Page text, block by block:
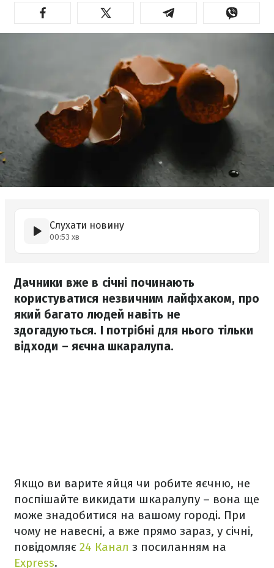
Слухати новину
00:53 хв
Дачники вже в січні починають
користуватися незвичним лайфхаком, про
який багато людей навіть не
здогадуються. І потрібні для нього тільки
відходи – яєчна шкаралупа.
Якщо ви варите яйця чи робите яєчню, не
поспішайте викидати шкаралупу – вона ще
може знадобитися на вашому городі. При
чому не навесні, а вже прямо зараз, у січні,
повідомляє 24 Канал з посиланням на
Express.